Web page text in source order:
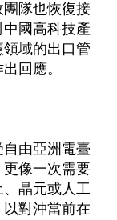
隊也恢復接
國高科技產
域的出口管
回應。
由亞洲電臺
像一次需要
晶元或人工
對沖當前在